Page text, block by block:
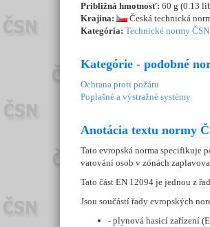
Približná hmotnosť: 60 g (0.13
Krajina:
Česká technická
Kategória: Technické normy ČSN
Kategórie - podobné
Ochrana proti požáru
Poplašné a výstražné systémy
Anotácia textu normy
Tato evropská norma specifikuje
varování osob v zónách
Tato část EN 12094 je jednou z
Jsou součástí řady evropských
- plynová hasicí zařízení